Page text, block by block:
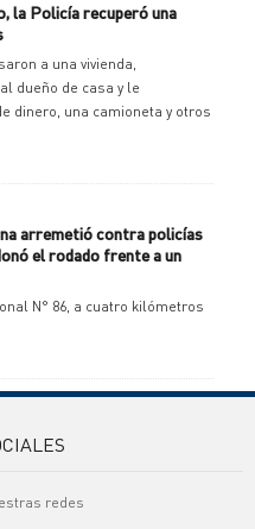
la Policía recuperó una
a una vivienda,
dueño de casa y le
dinero, una camioneta y otros
arremetió contra policías
el rodado frente a un
N° 86, a cuatro kilómetros
redes